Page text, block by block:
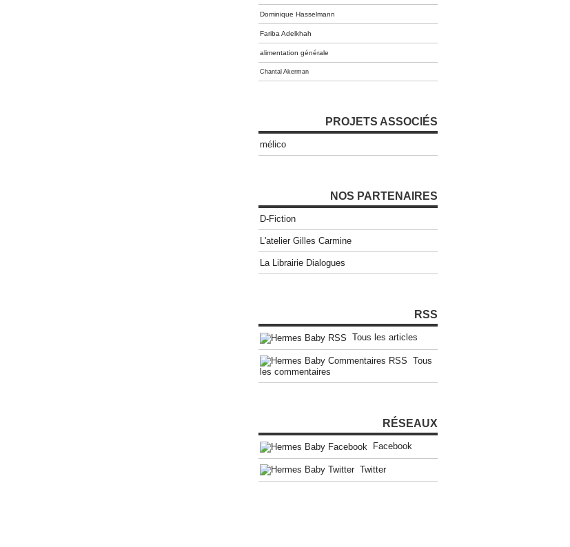
Dominique Hasselmann
Fariba Adelkhah
alimentation générale
Chantal Akerman
PROJETS ASSOCIÉS
mélico
NOS PARTENAIRES
D-Fiction
L'atelier Gilles Carmine
La Librairie Dialogues
RSS
Tous les articles
Tous
les commentaires
RÉSEAUX
Facebook
Twitter